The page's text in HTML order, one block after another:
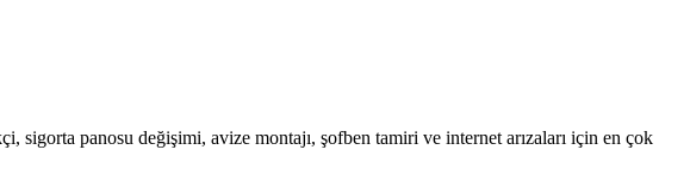
sigorta panosu değişimi, avize montajı, şofben tamiri ve internet arızaları için en çok